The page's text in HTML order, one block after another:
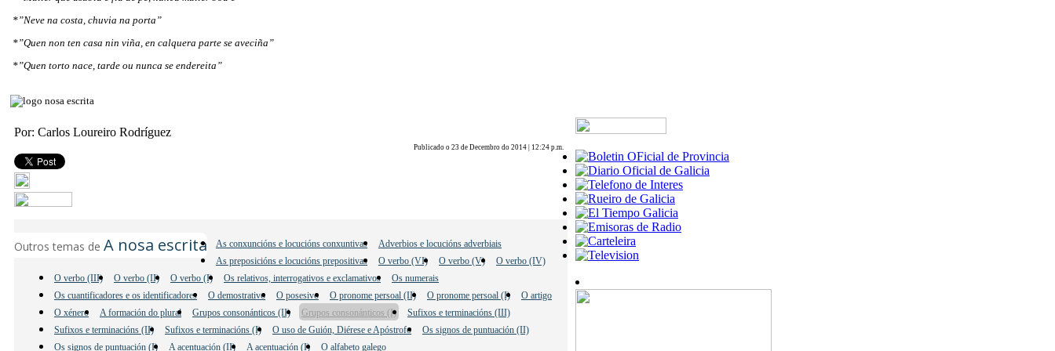
*”Neve na costa, chuvia na porta”
*”Quen non ten casa nin viña, en calquera parte se aveciña”
*”Quen torto nace, tarde ou nunca se endereita”
Por: Carlos Loureiro Rodríguez
Publicado o 23 de Decembro do 2014 | 12:24 p.m.
Outros temas de A nosa escrita As conxuncións e locucións conxuntivas
Adverbios e locucións adverbiais
As preposicións e locucións prepositivas
O verbo (VI) O verbo (V)
O verbo (IV)
O verbo (III)
O verbo (II) O verbo (I) Os relativos, interrogativos e exclamativos
Os numerais
Os cuantificadores e os identificadores
O demostrativo O posesivo O pronome persoal (II) O pronome persoal (I)
O artigo
O xénero
A formación do plural Grupos consonánticos (II) Grupos consonánticos (I)
Sufixos e terminacións (III)
Sufixos e terminacións (II)
Sufixos e terminacións (I) O uso de Guión, Diérese e Apóstrofo
Os signos de puntuación (II)
Os signos de puntuación (I)
A acentuación (II) A acentuación (I) O alfabeto galego